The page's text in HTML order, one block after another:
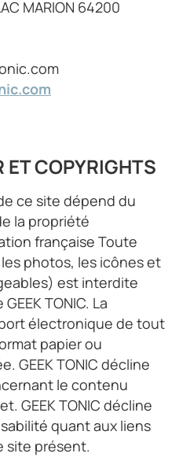
MARION 64200
ET COPYRIGHTS
ce site dépend du
la propriété
française Toute
photos, les icônes et
est interdite
TONIC. La
électronique de tout
papier ou
GEEK TONIC décline
le contenu
GEEK TONIC décline
quant aux liens
site présent.